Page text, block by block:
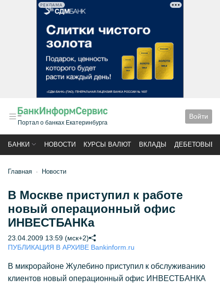
РЕКЛАМА
Портал о банках Екатеринбурга
Войти
БАНКИ НОВОСТИ КУРСЫ ВАЛЮТ ВКЛАДЫ ДЕБЕТОВЫЕ
Главная Новости
В Москве приступил к работе
новый операционный офис
ИНВЕСТБАНКа
23.04.2009 13:59 (мск+2)
ПУБЛИКАЦИЯ В АРХИВЕ Bankinform.ru
В микрорайоне Жулебино приступил к обслуживанию
клиентов новый операционный офис ИНВЕСТБАНКА